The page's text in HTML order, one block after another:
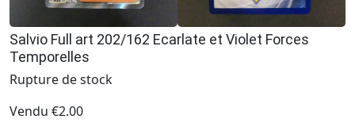
Salvio Full art 202/162 Ecarlate et Violet Forces
Temporelles
Rupture de stock
Vendu €2.00